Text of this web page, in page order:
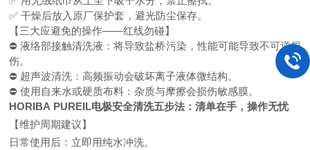
✅ 干燥后放入原厂保护套，避光防尘保存。
【三大应避免的操作——红线勿碰】
⛔ 液络部接触清洗液：将导致盐桥污染，性能可能导致不可逆损
伤。
⛔ 超声波清洗：高频振动会破坏离子液体微结构。
⛔ 使用自来水或硬质布料：杂质与摩擦会损伤敏感膜。
HORIBA PUREIL电极安全清洗五步法：清单在手，操作无忧
【维护周期建议】
日常使用后：立即用纯水冲洗。